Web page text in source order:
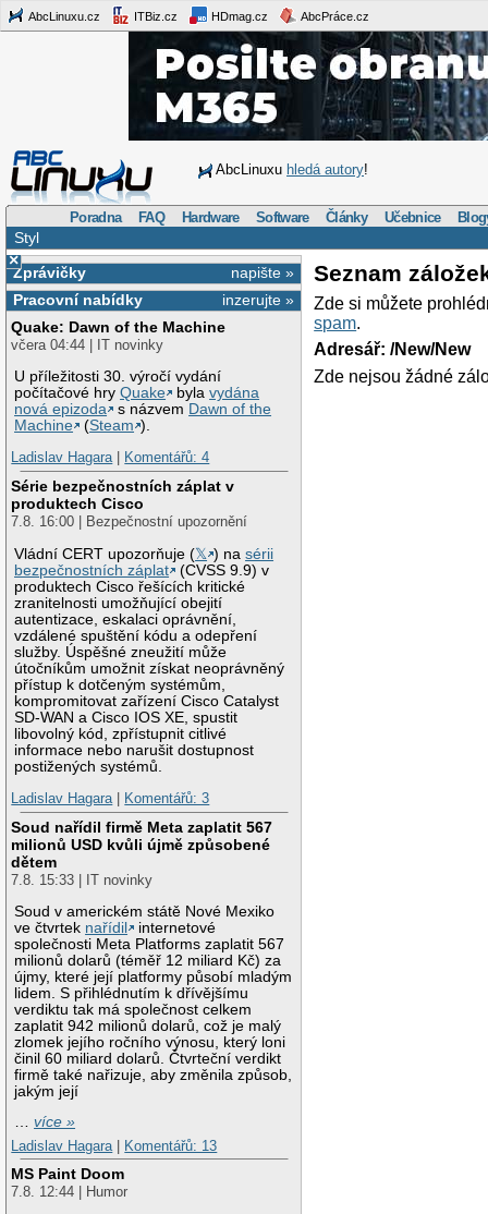
AbcLinuxu.cz ITBiz.cz HDmag.cz AbcPráce.cz
AbcLinuxu hledá autory!
Poradna FAQ Hardware Software Články Učebnice
Styl
×
napište »
Zprávičky
inzerujte »
Pracovní nabídky
Quake: Dawn of the Machine
včera 04:44 | IT novinky
U příležitosti 30. výročí vydání
počítačové hryQuake bylavydána
nová epizoda
s názvem Dawn of the
Machine
(Steam ).
Ladislav Hagara| Komentářů: 4
Série bezpečnostních záplat v
produktech Cisco
7.8. 16:00 | Bezpečnostní upozornění
Vládní CERT upozorňuje (𝕏 ) nasérii
bezpečnostních záplat
(CVSS 9.9) v
produktech Cisco řešících kritické
zranitelnosti umožňující obejití
autentizace, eskalaci oprávnění,
vzdálené spuštění kódu a odepření
služby. Úspěšné zneužití může
útočníkům umožnit získat neoprávněný
přístup k dotčeným systémům,
kompromitovat zařízení Cisco Catalyst
SD-WAN a Cisco IOS XE, spustit
libovolný kód, zpřístupnit citlivé
informace nebo narušit dostupnost
postižených systémů.
Ladislav Hagara| Komentářů: 3
Soud nařídil firmě Meta zaplatit 567
milionů USD kvůli újmě způsobené
dětem
7.8. 15:33 | IT novinky
Soud v americkém státě Nové Mexiko
ve čtvrtek nařídil
internetové
společnosti Meta Platforms zaplatit 567
milionů dolarů (téměř 12 miliard Kč) za
újmy, které její platformy působí mladým
lidem. S přihlédnutím k dřívějšímu
verdiktu tak má společnost celkem
zaplatit 942 milionů dolarů, což je malý
zlomek jejího ročního výnosu, který loni
činil 60 miliard dolarů. Čtvrteční verdikt
firmě také nařizuje, aby změnila způsob,
jakým její
…více »
Ladislav Hagara
Komentářů: 13
MS Paint Doom
7.8. 12:44 | Humor
Seznam
Zde si můžete
spam.
Adresář: /New/New
Zde nejsou žádné